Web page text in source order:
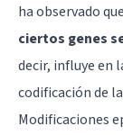
ha observado
ciertos genes
decir, influye en
codificación de
Modificaciones